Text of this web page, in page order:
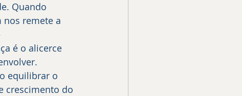
Quando
nos remete a
é o alicerce
equilibrar o
crescimento do